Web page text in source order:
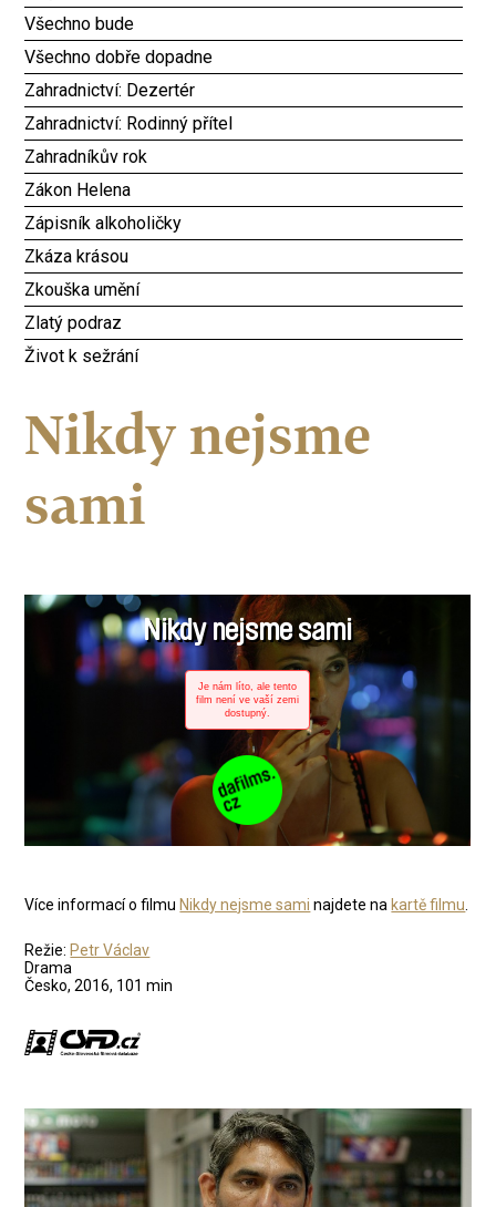
Všechno bude
Všechno dobře dopadne
Zahradnictví: Dezertér
Zahradnictví: Rodinný přítel
Zahradníkův rok
Zákon Helena
Zápisník alkoholičky
Zkáza krásou
Zkouška umění
Zlatý podraz
Život k sežrání
Nikdy nejsme
sami
Více informací o filmu Nikdy nejsme sami najdete na kartě filmu
Režie: Petr Václav
Drama
Česko, 2016, 101 min